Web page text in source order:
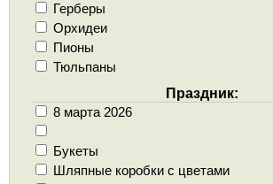
Герберы
Орхидеи
Пионы
Тюльпаны
Праздник:
8 марта 2026
Букеты
Шляпные коробки с цветами